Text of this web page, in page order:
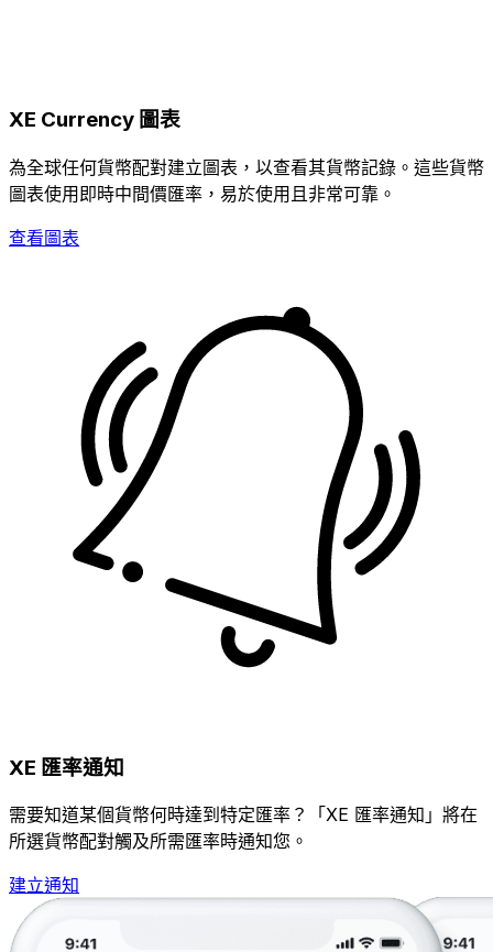
XE Currency 圖表
為全球任何貨幣配對建立圖表，以查看其貨幣記錄。這些貨幣
圖表使用即時中間價匯率，易於使用且非常可靠。
查看圖表
XE 匯率通知
需要知道某個貨幣何時達到特定匯率？「XE 匯率通知」將在
所選貨幣配對觸及所需匯率時通知您。
建立通知